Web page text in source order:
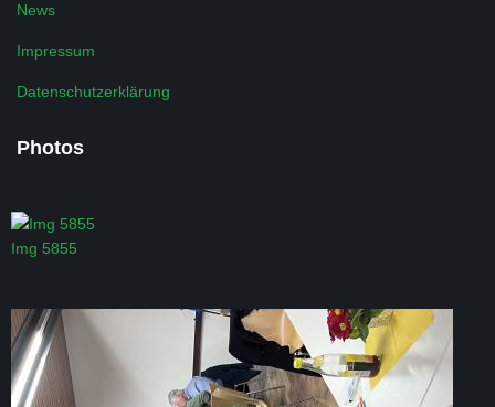
News
Impressum
Datenschutzerklärung
Photos
Img 5855